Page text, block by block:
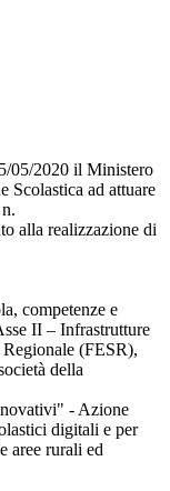
05/2020 il Ministero
Scolastica ad attuare
alla realizzazione di
competenze e
II – Infrastrutture
(FESR),
della
- Azione
digitali e per
aree rurali ed